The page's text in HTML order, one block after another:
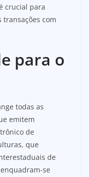
crucial para
com
para o
todas as
emitem
de
que
de
se